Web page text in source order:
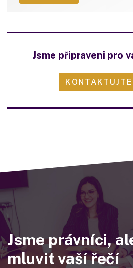
Jsme připraveni pro
Jsme právníci,
mluvit vaší řečí